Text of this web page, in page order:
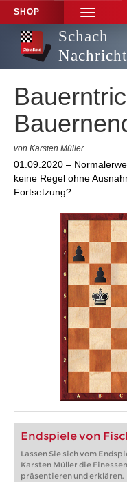
SHOP
TOGGLE
Schach
von Karsten Müller
01.09.2020 –
keine Regel ohne
Fortsetzung?
Endspiele von
Lassen Sie sich vom
Karsten Müller die
präsentieren und erklären.